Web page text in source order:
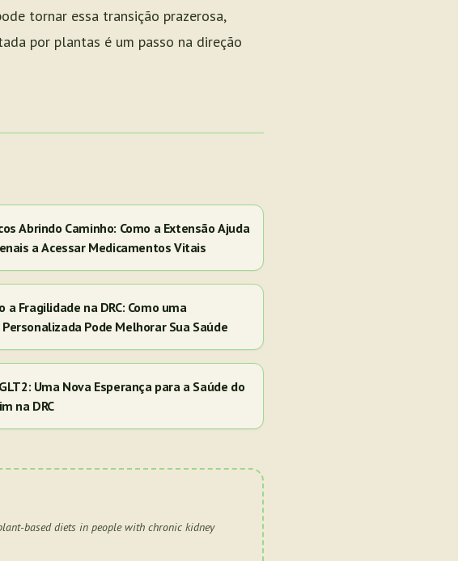
tornar essa transição prazerosa,
por plantas é um passo na direção
Abrindo Caminho: Como a Extensão Ajuda
a Acessar Medicamentos Vitais
a Fragilidade na DRC: Como uma
Pode Melhorar Sua Saúde
Uma Nova Esperança para a Saúde do
na DRC
based diets in people with chronic kidney